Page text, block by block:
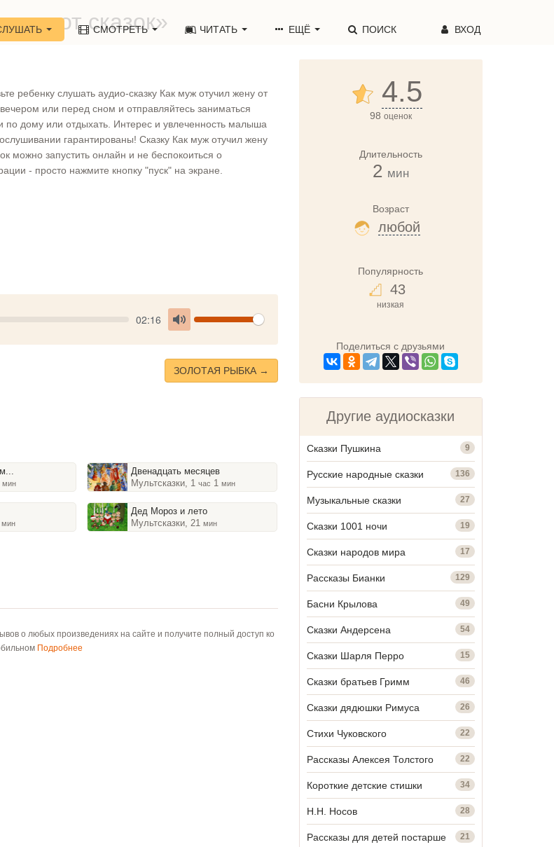
СМОТРЕТЬ ЧИТАТЬ ЕЩЁ ПОИСК ВХОД
от сказок»
ребенку слушать аудио-сказку Как муж отучил жену от
вечером или перед сном и отправляйтесь заниматься
по дому или отдыхать. Интерес и увлеченность малыша
гарантированы! Сказку Как муж отучил жену
можно запустить онлайн и не беспокоиться о
- просто нажмите кнопку "пуск" на экране.
Current
time
02:16
Toggle
Volume
ЗОЛОТАЯ РЫБКА →
мин
мин
Двенадцать месяцев
Мультсказки, 1час 1мин
Дед Мороз и лето
Мультсказки, 21мин
о любых произведениях на сайте и получите полный доступ ко
Подробнее
4.5
98 оценок
Длительность
2 мин
Возраст
любой
Популярность
43
низкая
Поделиться с друзьями
Другие аудиосказки
Сказки Пушкина 9
Русские народные сказки 136
Музыкальные сказки 27
Сказки 1001 ночи 19
Сказки народов мира 17
Рассказы Бианки 129
Басни Крылова 49
Сказки Андерсена 54
Сказки Шарля Перро 15
Сказки братьев Гримм 46
Сказки дядюшки Римуса 26
Стихи Чуковского 22
Рассказы Алексея Толстого 22
Короткие детские стишки 34
Н.Н. Носов 28
Рассказы для детей постарше 21